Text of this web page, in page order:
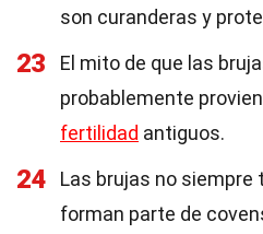
son curanderas y
23
El mito de que las
probablemente
fertilidad antiguos.
24
Las brujas no
forman parte de